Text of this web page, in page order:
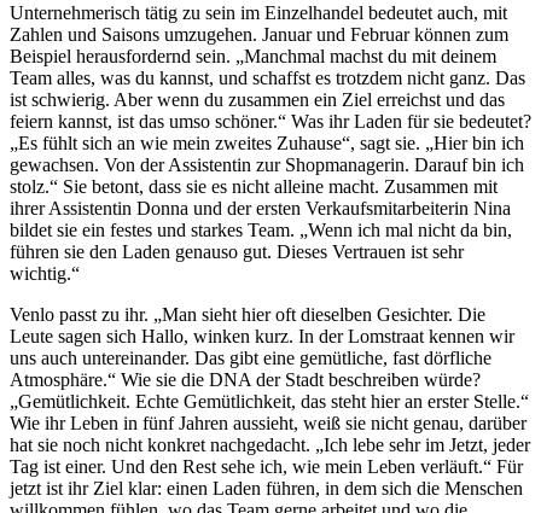
Unternehmerisch tätig zu sein im Einzelhandel bedeutet auch, mit
Zahlen und Saisons umzugehen. Januar und Februar können zum
Beispiel herausfordernd sein. „Manchmal machst du mit deinem
Team alles, was du kannst, und schaffst es trotzdem nicht ganz. Das
ist schwierig. Aber wenn du zusammen ein Ziel erreichst und das
feiern kannst, ist das umso schöner.“ Was ihr Laden für sie bedeutet?
„Es fühlt sich an wie mein zweites Zuhause“, sagt sie. „Hier bin ich
gewachsen. Von der Assistentin zur Shopmanagerin. Darauf bin ich
stolz.“ Sie betont, dass sie es nicht alleine macht. Zusammen mit
ihrer Assistentin Donna und der ersten Verkaufsmitarbeiterin Nina
bildet sie ein festes und starkes Team. „Wenn ich mal nicht da bin,
führen sie den Laden genauso gut. Dieses Vertrauen ist sehr
wichtig.“
Venlo passt zu ihr. „Man sieht hier oft dieselben Gesichter. Die
Leute sagen sich Hallo, winken kurz. In der Lomstraat kennen wir
uns auch untereinander. Das gibt eine gemütliche, fast dörfliche
Atmosphäre.“ Wie sie die DNA der Stadt beschreiben würde?
„Gemütlichkeit. Echte Gemütlichkeit, das steht hier an erster Stelle.“
Wie ihr Leben in fünf Jahren aussieht, weiß sie nicht genau, darüber
hat sie noch nicht konkret nachgedacht. „Ich lebe sehr im Jetzt, jeder
Tag ist einer. Und den Rest sehe ich, wie mein Leben verläuft.“ Für
jetzt ist ihr Ziel klar: einen Laden führen, in dem sich die Menschen